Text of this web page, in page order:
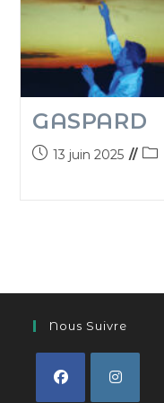
GASPARD
13 juin 2025
Nous Suivre